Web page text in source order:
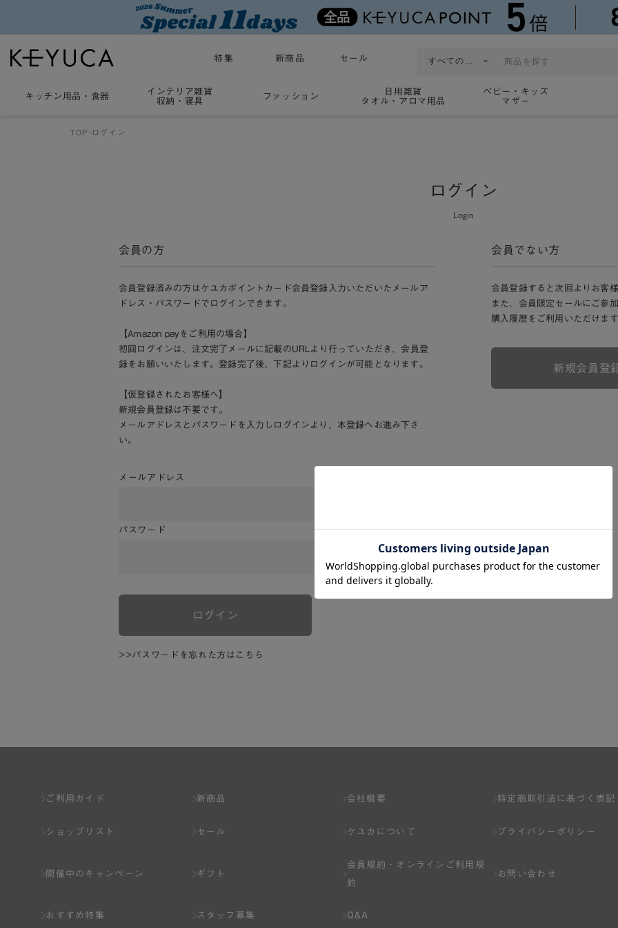
特集 新商品 セール
キッチン用品 ・ 食器
インテリア雑貨
収納・寝具
ファッション
日用雑貨
タオル・アロマ用品
ベビー・キッズ
マザー
TOP ログイン
ログイン
Login
会員の方
会員登録済みの方はケユカポイントカード会員登録入力いただいたメールア
ドレス・パスワードでログインできます。
【Amazon payをご利用の場合】
初回ログインは、注文完了メールに記載のURLより行っていただき、会員登
録をお願いいたします。登録完了後、下記よりログインが可能となります。
【仮登録されたお客様へ】
新規会員登録は不要です。
メールアドレスとパスワードを入力しログインより、本登録へお進み下さ
い。
メールアドレス
パスワード
ログイン
>>パスワードを忘れた方はこちら
会員でない方
会員登録すると次回よりお客
また、会員限定セールにご参
購入履歴をご利用いただけま
新規会員登
ご利用ガイド
ショップリスト
開催中のキャンペーン
おすすめ特集
新商品
セール
ギフト
スタッフ募集
会社概要
ケユカについて
会員規約・
オンラインご利用規
約
Q&A
特定商取引法に基づく表記
プライバシーポリシー
お問い合わせ